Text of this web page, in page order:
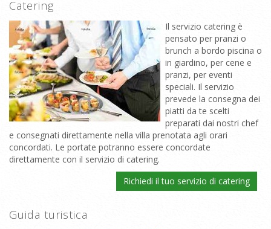
Catering
Il servizio catering è
pensato per pranzi o
brunch a bordo piscina o
in giardino, per cene e
pranzi, per eventi
speciali. Il servizio
prevede la consegna dei
piatti da te scelti
preparati dai nostri chef
e consegnati direttamente nella villa prenotata agli orari
concordati. Le portate potranno essere concordate
direttamente con il servizio di catering.
Richiedi il tuo servizio di catering
Guida turistica